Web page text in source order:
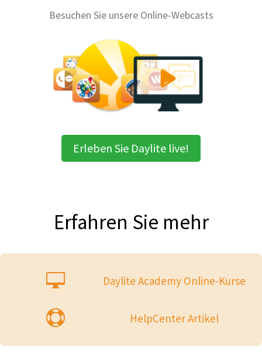
Besuchen Sie unsere Online-Webcasts
Erleben Sie Daylite live!
Erfahren Sie mehr
 Daylite Academy Online-Kurse
 HelpCenter Artikel